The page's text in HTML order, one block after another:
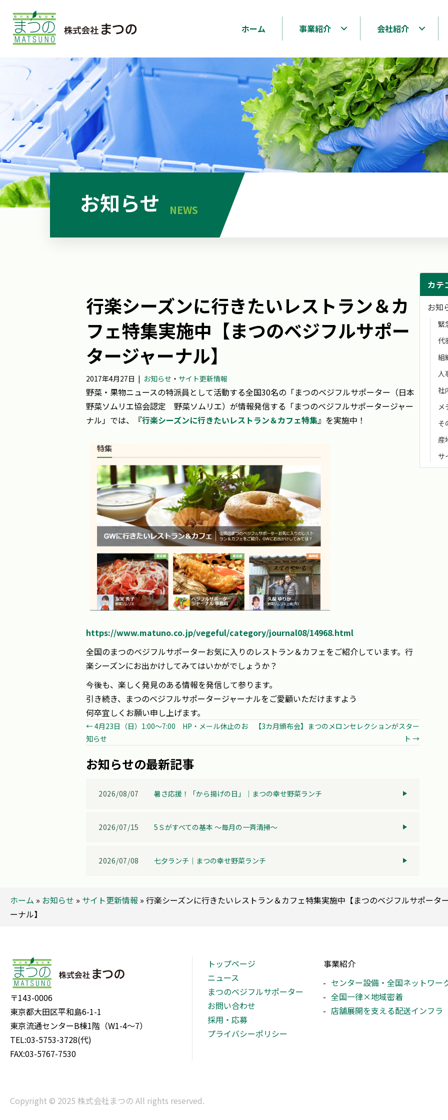
ホーム 事業紹介 会社紹介
お知らせ NEWS
行楽シーズンに行きたいレストラン＆カ
フェ特集実施中【まつのベジフルサポー
タージャーナル】
2017年4月27日 | お知らせ ・ サイト更新情報
野菜・果物ニュースの特派員として活動する全国30名の「まつのベジフルサポーター（日本
野菜ソムリエ協会認定 野菜ソムリエ）が情報発信する「まつのベジフルサポータージャー
ナル」では、『行楽シーズンに行きたいレストラン＆カフェ特集』を実施中！
https://www.matuno.co.jp/vegeful/category/journal08/14968.html
全国のまつのベジフルサポーターお気に入りのレストラン＆カフェをご紹介しています。行
楽シーズンにお出かけしてみてはいかがでしょうか？
今後も、楽しく発見のある情報を発信して参ります。
引き続き、まつのベジフルサポータージャーナルをご愛顧いただけますよう
何卒宜しくお願い申し上げます。
Posts
← 4月23日（日）1:00～7:00 HP・メール休止のお
知らせ
【3カ月頒布会】まつのメロンセレクションがスター
ト →
お知らせの最新記事
2026/08/07 暑さ応援！「から揚げの日」│まつの幸せ野菜ランチ
2026/07/15 5Ｓがすべての基本 ～毎月の一斉清掃～
2026/07/08 七夕ランチ│まつの幸せ野菜ランチ
カテ
お知
緊
代
組
人
社
メ
そ
産
サ
ホーム » お知らせ » サイト更新情報 » 行楽シーズンに行きたいレストラン＆カフェ特集実施中【まつのベジフルサポータ
ーナル】
〒143-0006
東京都大田区平和島6-1-1
東京流通センターB棟1階（W1-4～7）
TEL:03-5753-3728(代)
FAX:03-5767-7530
トップページ
ニュース
まつのベジフルサポーター
お問い合わせ
採用・応募
プライバシーポリシー
事業紹介
センター設備・全国ネットワー
全国一律×地域密着
店舗展開を支える配送インフラ
Copyright © 2025 株式会社まつの All rights reserved.